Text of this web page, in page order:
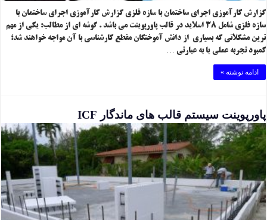
گزارش کارآموزی اجرای ساختمان با سازه فلزی گزارش کارآموزی اجرای ساختمان با
سازه فلزی شامل ۳۸ اسلاید در قالب پاورپوینت می باشد . گوشه ای از مطالب: یکی از مهم
ترین مشکلاتی که بسیاری از دانش آموختگان مقطع کارشناسی با آن مواجه خواهند شد؛
کمبود تجربه عملی یا به عبارتی …
ادامه نوشته »
پاورپوینت سیستم قالب های ماندگار ICF